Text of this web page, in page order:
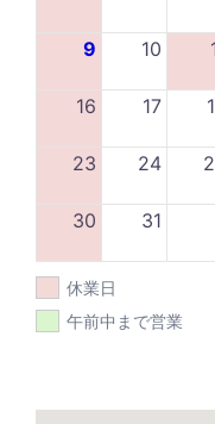
9 10
16 17
23 24
30 31
休業日
午前中まで営業